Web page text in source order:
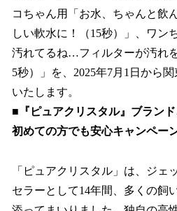
み
込
中
で
す
コちゃん用「お水、ちゃんと飲
しい軟水に！（15秒）」、ワン
汚れてるね…フィルターが汚れ
5秒）」を、2025年7月1日から
いたします。
■『ピュアクリスタル』ブランド
初めての方でも安心キャンペー
「ピュアクリスタル」は、ジェ
セラーとして14年間、多くの飼